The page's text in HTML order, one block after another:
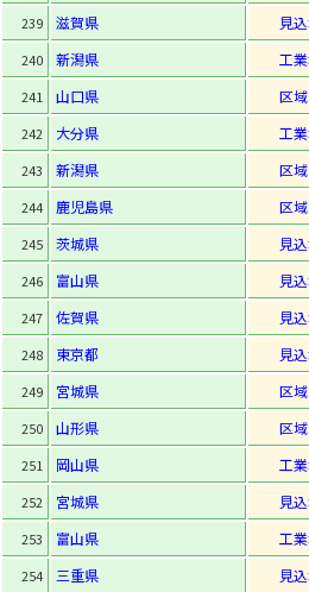
239 滋賀県 見
240 新潟県 工
241 山口県 区
242 大分県 工
243 新潟県 区
244 鹿児島県 区
245 茨城県 見
246 富山県 見
247 佐賀県 見
248 東京都 見
249 宮城県 区
250 山形県 区
251 岡山県 工
252 宮城県 見
253 富山県 工
254 三重県 見